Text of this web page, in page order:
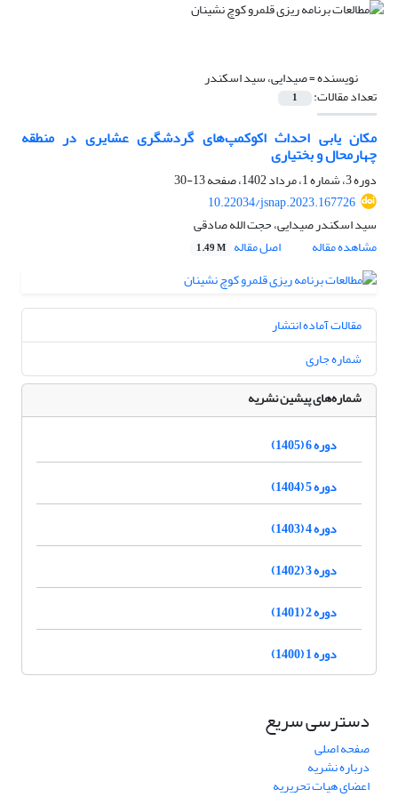
نویسنده =صیدایی، سید اسکندر
تعداد مقالات: 1
مکان یابی احداث اکوکمپ‌های گردشگری عشایری در منطقه
چهارمحال و بختیاری
دوره 3، شماره 1، مرداد 1402، صفحه
13-30
10.22034/jsnap.2023.167726
سید اسکندر صیدایی، حجت الله صادقی
مشاهده مقاله
اصل مقاله 1.49 M
مقالات آماده انتشار
شماره جاری
شماره‌های پیشین نشریه
دوره 6 (1405)
دوره 5 (1404)
دوره 4 (1403)
دوره 3 (1402)
دوره 2 (1401)
دوره 1 (1400)
دسترسی سریع
صفحه اصلی
درباره نشریه
اعضای هیات تحریریه